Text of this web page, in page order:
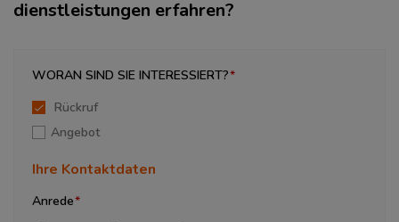
dienstleistungen erfahren?
WORAN SIND SIE INTERESSIERT?
Rückruf
Angebot
Ihre Kontaktdaten
Anrede